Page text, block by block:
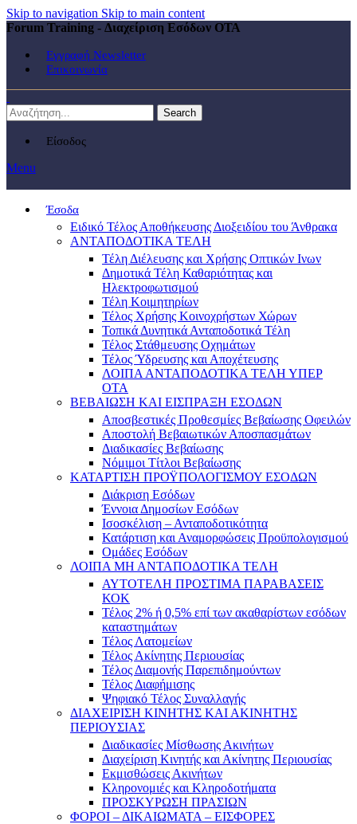
Skip to navigation Skip to main content
Forum Training - Διαχείριση Εσόδων ΟΤΑ
Εγγραφή Newsletter
Επικοινωνία
Search
Είσοδος
Menu
Έσοδα
Ειδικό Τέλος Αποθήκευσης Διοξειδίου του Άνθρακα
ΑΝΤΑΠΟΔΟΤΙΚΑ ΤΕΛΗ
Τέλη Διέλευσης και Χρήσης Οπτικών Ινων
Δημοτικά Τέλη Καθαριότητας και
Ηλεκτροφωτισμού
Τέλη Κοιμητηρίων
Τέλος Χρήσης Κοινοχρήστων Χώρων
Τοπικά Δυνητικά Ανταποδοτικά Τέλη
Τέλος Στάθμευσης Οχημάτων
Τέλος Ύδρευσης και Αποχέτευσης
ΛΟΙΠΑ ΑΝΤΑΠΟΔΟΤΙΚΑ ΤΕΛΗ ΥΠΕΡ
ΟΤΑ
ΒΕΒΑΙΩΣΗ ΚΑΙ ΕΙΣΠΡΑΞΗ ΕΣΟΔΩΝ
Αποσβεστικές Προθεσμίες Βεβαίωσης Οφειλών
Αποστολή Βεβαιωτικών Αποσπασμάτων
Διαδικασίες Βεβαίωσης
Νόμιμοι Τίτλοι Βεβαίωσης
ΚΑΤΑΡΤΙΣΗ ΠΡΟΫΠΟΛΟΓΙΣΜΟΥ ΕΣΟΔΩΝ
Διάκριση Εσόδων
Έννοια Δημοσίων Εσόδων
Ισοσκέλιση – Ανταποδοτικότητα
Κατάρτιση και Αναμορφώσεις Προϋπολογισμού
Ομάδες Εσόδων
ΛΟΙΠΑ ΜΗ ΑΝΤΑΠΟΔΟΤΙΚΑ ΤΕΛΗ
ΑΥΤΟΤΕΛΗ ΠΡΟΣΤΙΜΑ ΠΑΡΑΒΑΣΕΙΣ
ΚΟΚ
Τέλος 2% ή 0,5% επί των ακαθαρίστων εσόδων
καταστημάτων
Τέλος Λατομείων
Τέλος Ακίνητης Περιουσίας
Τέλος Διαμονής Παρεπιδημούντων
Τέλος Διαφήμισης
Ψηφιακό Τέλος Συναλλαγής
ΔΙΑΧΕΙΡΙΣΗ ΚΙΝΗΤΗΣ ΚΑΙ ΑΚΙΝΗΤΗΣ
ΠΕΡΙΟΥΣΙΑΣ
Διαδικασίες Μίσθωσης Ακινήτων
Διαχείριση Κινητής και Ακίνητης Περιουσίας
Εκμισθώσεις Ακινήτων
Κληρονομιές και Κληροδοτήματα
ΠΡΟΣΚΥΡΩΣΗ ΠΡΑΣΙΩΝ
ΦΟΡΟΙ – ΔΙΚΑΙΩΜΑΤΑ – ΕΙΣΦΟΡΕΣ